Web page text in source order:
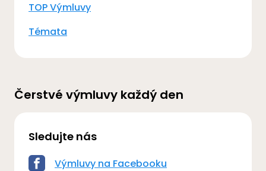
TOP Výmluvy
Témata
Čerstvé výmluvy každý den
Sledujte nás
Výmluvy na Facebooku